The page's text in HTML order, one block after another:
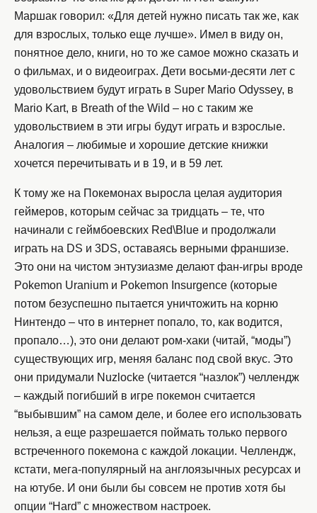
Маршак говорил: «Для детей нужно писать так же, как
для взрослых, только еще лучше». Имел в виду он,
понятное дело, книги, но то же самое можно сказать и
о фильмах, и о видеоиграх. Дети восьми-десяти лет с
удовольствием будут играть в Super Mario Odyssey, в
Mario Kart, в Breath of the Wild – но с таким же
удовольствием в эти игры будут играть и взрослые.
Аналогия – любимые и хорошие детские книжки
хочется перечитывать и в 19, и в 59 лет.
К тому же на Покемонах выросла целая аудитория
геймеров, которым сейчас за тридцать – те, что
начинали с геймбоевских Red\Blue и продолжали
играть на DS и 3DS, оставаясь верными франшизе.
Это они на чистом энтузиазме делают фан-игры вроде
Pokemon Uranium и Pokemon Insurgence (которые
потом безуспешно пытается уничтожить на корню
Нинтендо – что в интернет попало, то, как водится,
пропало…), это они делают ром-хаки (читай, “моды”)
существующих игр, меняя баланс под свой вкус. Это
они придумали Nuzlocke (читается “назлок”) челлендж
– каждый погибший в игре покемон считается
“выбывшим” на самом деле, и более его использовать
нельзя, а еще разрешается поймать только первого
встреченного покемона с каждой локации. Челлендж,
кстати, мега-популярный на англоязычных ресурсах и
на ютубе. И они были бы совсем не против хотя бы
опции “Hard” с множеством настроек.